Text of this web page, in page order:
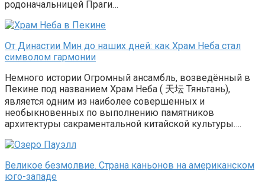
родоначальницей Праги…
От Династии Мин до наших дней: как Храм Неба стал
символом гармонии
Немного истории Огромный ансамбль, возведённый в
Пекине под названием Храм Неба ( 天坛 Тяньтань),
является одним из наиболее совершенных и
необыкновенных по выполнению памятников
архитектуры сакраментальной китайской культуры….
Великое безмолвие. Страна каньонов на американском
юго-западе